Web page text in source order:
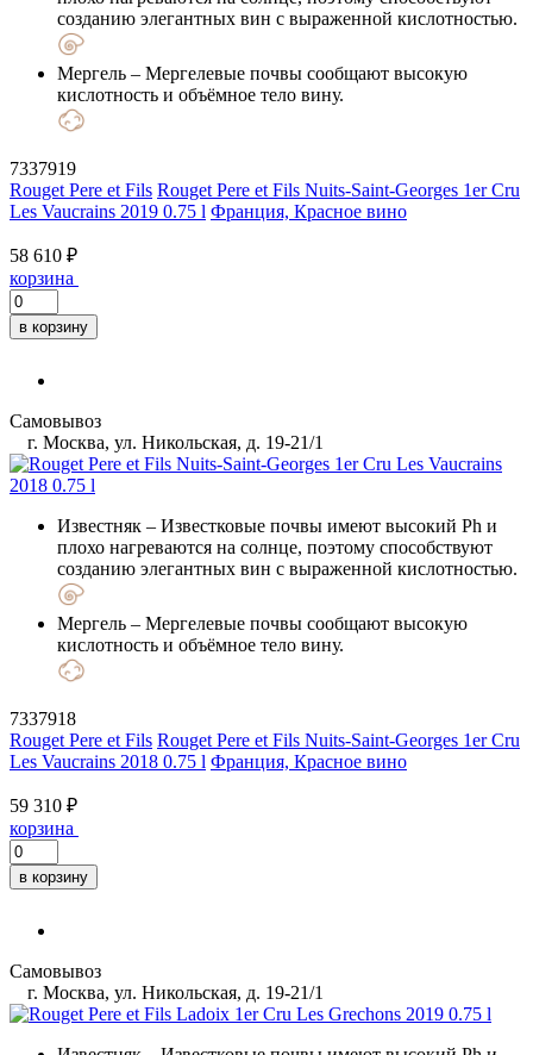
созданию элегантных вин с выраженной кислотностью.
Мергель – Мергелевые почвы сообщают высокую
кислотность и объёмное тело вину.
7337919
Rouget Pere et Fils Rouget Pere et Fils Nuits-Saint-Georges 1er Cru
Les Vaucrains 2019 0.75 l Франция, Красное вино
58 610 ₽
корзина
в корзину
Самовывоз
г. Москва, ул. Никольская, д. 19-21/1
Известняк – Известковые почвы имеют высокий Ph и
плохо нагреваются на солнце, поэтому способствуют
созданию элегантных вин с выраженной кислотностью.
Мергель – Мергелевые почвы сообщают высокую
кислотность и объёмное тело вину.
7337918
Rouget Pere et Fils Rouget Pere et Fils Nuits-Saint-Georges 1er Cru
Les Vaucrains 2018 0.75 l Франция, Красное вино
59 310 ₽
корзина
в корзину
Самовывоз
г. Москва, ул. Никольская, д. 19-21/1